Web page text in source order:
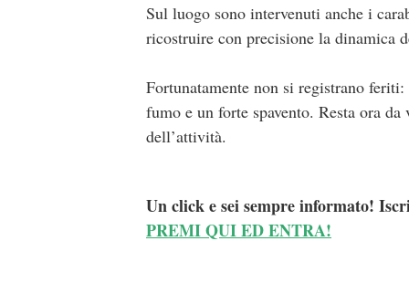
Sul luogo sono intervenuti anche i
ricostruire con precisione la dinamica
Fortunatamente non si registrano
fumo e un forte spavento. Resta ora
dell’attività.
Un click e sei sempre informato!
PREMI QUI ED ENTRA!